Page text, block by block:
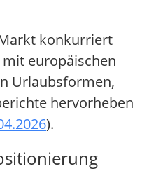
konkurriert
europäischen
Urlaubsformen,
hervorheben
).